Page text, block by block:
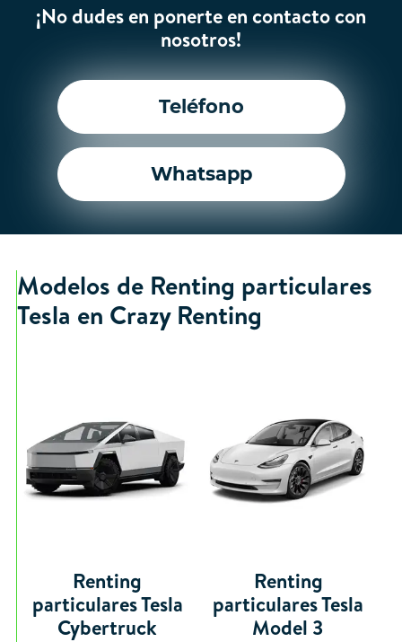
¡No dudes en ponerte en contacto con
nosotros!
Teléfono
Whatsapp
Modelos de Renting particulares
Tesla en Crazy Renting
Renting
particulares Tesla
Cybertruck
Renting
particulares Tesla
Model 3